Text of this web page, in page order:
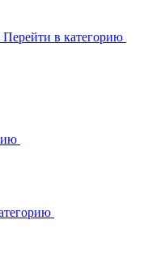
Перейти в категорию